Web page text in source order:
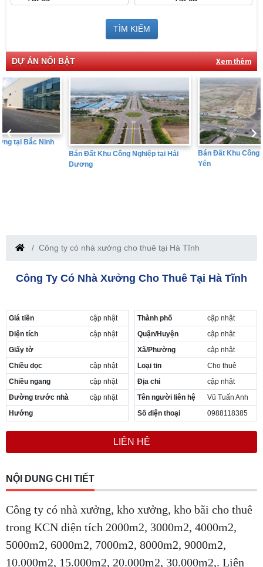
TÌM KIẾM
DỰ ÁN NỔI BẬT Xem thêm
Bán Đất Khu Công Nghiệp tại Hải
Bán Đất Khu Công Nghiệp tại Hưng
Công ty có nhà xưởng cho thuê tại Hà Tĩnh
Công Ty Có Nhà Xưởng Cho Thuê Tại Hà Tĩnh
Giá tiền
cập nhật
Diện tích
cập nhật
Giấy tờ
Chiều dọc
cập nhật
Chiều ngang
cập nhật
Đường trước nhà
cập nhật
Hướng
Thành phố
cập nhật
Quận/Huyện
cập nhật
Xã/Phường
cập nhật
Loại tin
Cho thuê
Địa chỉ
cập nhật
Tên người liên hệ
Vũ Tuấn Anh
Số điện thoại
0988118385
LIÊN HỆ
NỘI DUNG CHI TIẾT
Công ty có nhà xưởng, kho xưởng, kho bãi cho thuê
trong KCN diện tích 2000m2, 3000m2, 4000m2,
5000m2, 6000m2, 7000m2, 8000m2, 9000m2,
10.000m2, 15.000m2, 20.000m2, 30.000m2,. Liên